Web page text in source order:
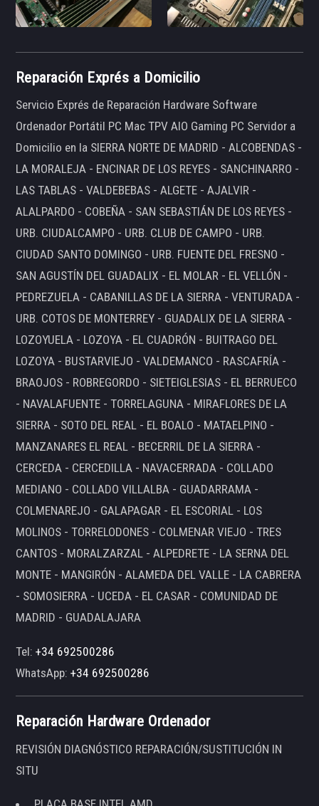
Reparación Exprés a Domicilio
Servicio Exprés de Reparación Hardware Software
Ordenador Portátil PC Mac TPV AIO Gaming PC Servidor a
Domicilio en la SIERRA NORTE DE MADRID - ALCOBENDAS -
LA MORALEJA - ENCINAR DE LOS REYES - SANCHINARRO -
LAS TABLAS - VALDEBEBAS - ALGETE - AJALVIR -
ALALPARDO - COBEÑA - SAN SEBASTIÁN DE LOS REYES -
URB. CIUDALCAMPO - URB. CLUB DE CAMPO - URB.
CIUDAD SANTO DOMINGO - URB. FUENTE DEL FRESNO -
SAN AGUSTÍN DEL GUADALIX - EL MOLAR - EL VELLÓN -
PEDREZUELA - CABANILLAS DE LA SIERRA - VENTURADA -
URB. COTOS DE MONTERREY - GUADALIX DE LA SIERRA -
LOZOYUELA - LOZOYA - EL CUADRÓN - BUITRAGO DEL
LOZOYA - BUSTARVIEJO - VALDEMANCO - RASCAFRÍA -
BRAOJOS - ROBREGORDO - SIETEIGLESIAS - EL BERRUECO
- NAVALAFUENTE - TORRELAGUNA - MIRAFLORES DE LA
SIERRA - SOTO DEL REAL - EL BOALO - MATAELPINO -
MANZANARES EL REAL - BECERRIL DE LA SIERRA -
CERCEDA - CERCEDILLA - NAVACERRADA - COLLADO
MEDIANO - COLLADO VILLALBA - GUADARRAMA -
COLMENAREJO - GALAPAGAR - EL ESCORIAL - LOS
MOLINOS - TORRELODONES - COLMENAR VIEJO - TRES
CANTOS - MORALZARZAL - ALPEDRETE - LA SERNA DEL
MONTE - MANGIRÓN - ALAMEDA DEL VALLE - LA CABRERA
- SOMOSIERRA - UCEDA - EL CASAR - COMUNIDAD DE
MADRID - GUADALAJARA
Tel:+34 692500286
WhatsApp:+34 692500286
Reparación Hardware Ordenador
REVISIÓN DIAGNÓSTICO REPARACIÓN/SUSTITUCIÓN IN
SITU